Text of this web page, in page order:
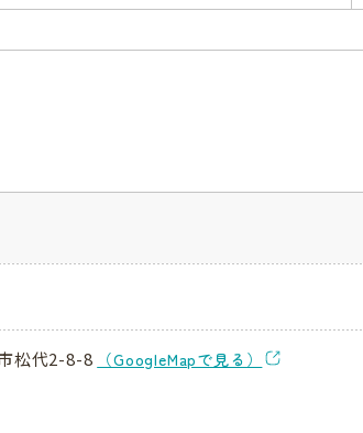
松代2-8-8 （GoogleMapで見る）